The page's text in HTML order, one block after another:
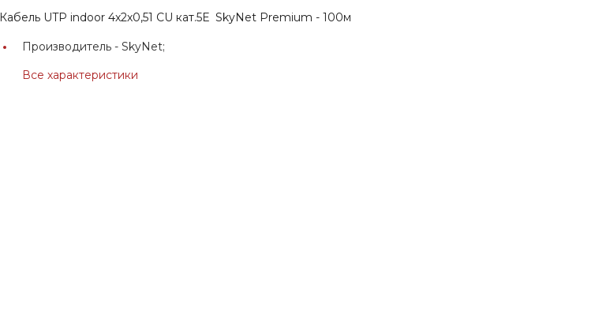
Кабель UTP indoor 4х2х0,51 CU кат.5Е SkyNet Premium - 100м
Производитель -SkyNet;
Все характеристики